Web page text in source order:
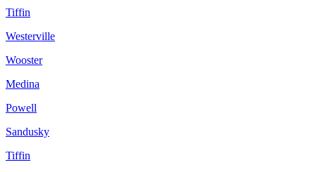
Tiffin
Westerville
Wooster
Medina
Powell
Sandusky
Tiffin